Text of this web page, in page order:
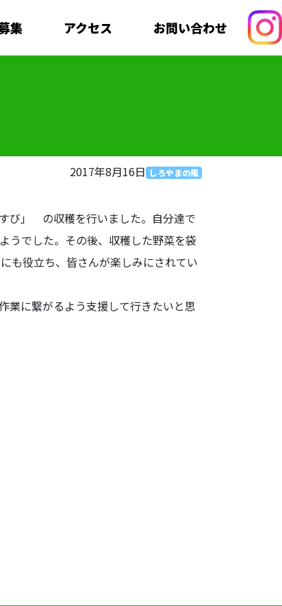
集 アクセス お問い合わせ
2017年8月16日 しろやまの風
び」 の収穫を行いました。自分達で
うでした。その後、収穫した野菜を袋
も役立ち、皆さんが楽しみにされてい
業に繋がるよう支援して行きたいと思